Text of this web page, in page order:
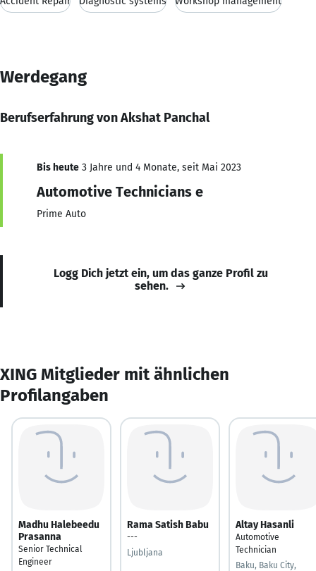
Werdegang
Berufserfahrung von Akshat Panchal
Bis heute 3 Jahre und 4 Monate, seit Mai 2023
Automotive Technicians e
Prime Auto
Logg Dich jetzt ein, um das ganze Profil zu
sehen.
XING Mitglieder mit ähnlichen
Profilangaben
Madhu Halebeedu
Prasanna
Senior Technical
Engineer
Rama Satish Babu
---
Ljubljana
Altay Hasanli
Automotive
Technician
Baku, Baku City,